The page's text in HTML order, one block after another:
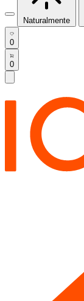
Naturalmente
0
0